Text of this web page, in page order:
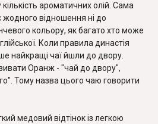
ароматичних олій. Сама
відношення ні до
кольору, як багато хто може
Коли правила династія
найкращі чаї йшли до двору.
Оранж - "чай до двору",
Тому назва цього чаю говорити
медовий відтінок із легкою